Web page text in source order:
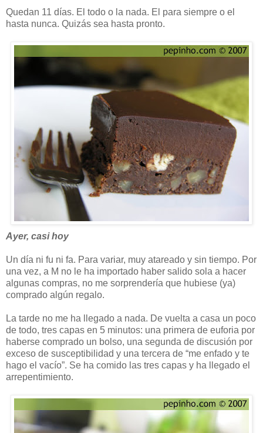
Quedan 11 días. El todo o la nada. El para siempre o el
hasta nunca. Quizás sea hasta pronto.
Ayer, casi hoy
Un día ni fu ni fa. Para variar, muy atareado y sin tiempo. Por
una vez, a M no le ha importado haber salido sola a hacer
algunas compras, no me sorprendería que hubiese (ya)
comprado algún regalo.
La tarde no me ha llegado a nada. De vuelta a casa un poco
de todo, tres capas en 5 minutos: una primera de euforia por
haberse comprado un bolso, una segunda de discusión por
exceso de susceptibilidad y una tercera de “me enfado y te
hago el vacío”. Se ha comido las tres capas y ha llegado el
arrepentimiento.